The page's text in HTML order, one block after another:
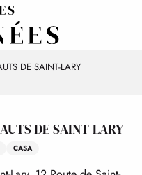
DE SAINT-LARY
DE SAINT-LARY
CASA